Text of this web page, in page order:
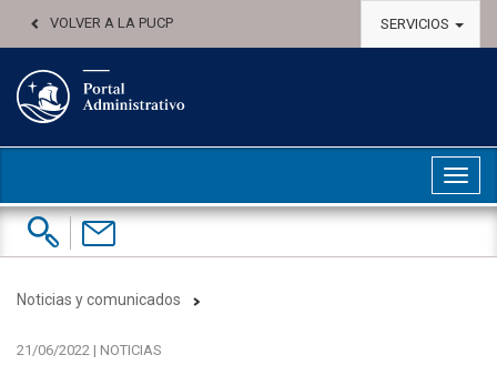
VOLVER A LA PUCP SERVICIOS
Buscar:
Contáctenos
Noticias y comunicados
21/06/2022 | NOTICIAS